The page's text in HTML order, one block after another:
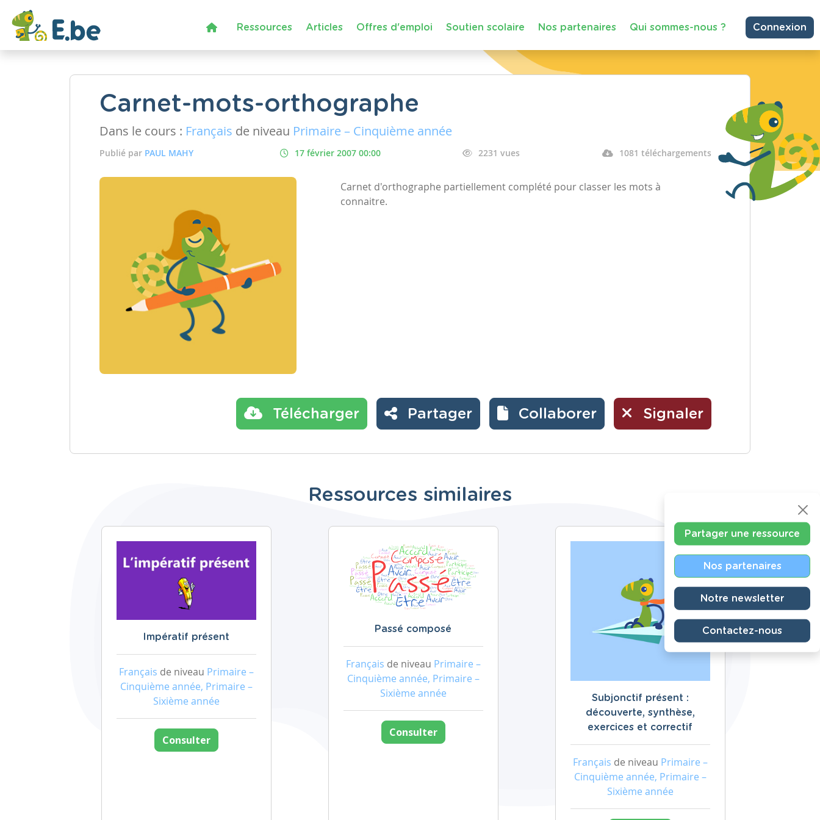
Ressources Articles Offres d'emploi Soutien scolaire Nos partenaires Qui sommes-nous ? Connexion
Carnet-mots-orthographe
Dans le cours : Français de niveau Primaire – Cinquième année
Publié par PAUL MAHY 17 février 2007 00:00 2231 vues 1081 téléchargements
Carnet d'orthographe partiellement complété pour classer les mots à
connaitre.
Télécharger Partager Collaborer Signaler
Ressources similaires
Impératif présent
Français de niveau Primaire –
Cinquième année, Primaire –
Sixième année
Consulter
Passé composé
Français de niveau Primaire –
Cinquième année, Primaire –
Sixième année
Consulter
Subjonctif présent :
découverte, synthèse,
exercices et correctif
Français de niveau Primaire –
Cinquième année, Primaire –
Sixième année
Partager une ressource
Nos partenaires
Notre newsletter
Contactez-nous